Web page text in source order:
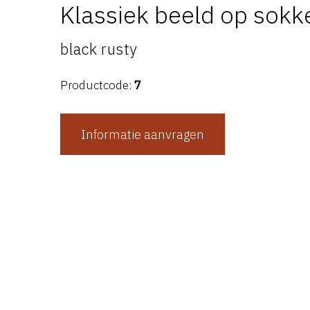
Klassiek beeld op
black rusty
Productcode: 7
Informatie aanvragen